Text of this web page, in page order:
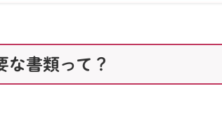
な書類って？